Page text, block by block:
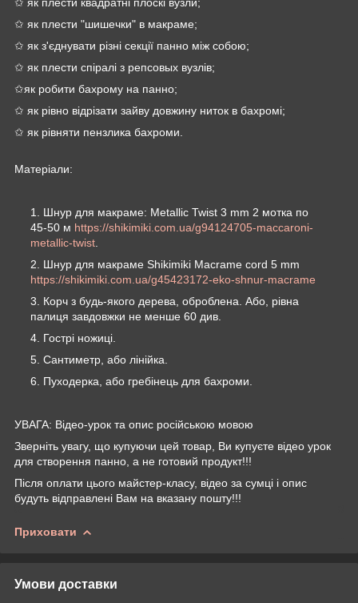
✩ як плести "шишечки" в макраме;
✩ як з'єднувати різні секції панно між собою;
✩ як плести спіралі з репсовых вузлів;
✩як робити бахрому на панно;
✩ як рівно відрізати зайву довжину ниток в бахромі;
✩ як рівняти пензлика бахроми.
Матеріали:
Шнур для макраме: Metallic Twist 3 mm 2 мотка по
45-50 м https://shikimiki.com.ua/g94124705-maccaroni-
metallic-twist
Шнур для макраме Shikimiki Macrame cord 5 mm
https://shikimiki.com.ua/g45423172-eko-shnur-macrame
Корч з будь-якого дерева, оброблена. Або, рівна
палиця завдовжки не менше 60 див.
Гострі ножиці.
Сантиметр, або лінійка.
Пуходерка, або гребінець для бахроми.
УВАГА: Відео-урок та опис російською мовою
Зверніть увагу, що купуючи цей товар, Ви купуєте відео урок
для створення панно, а не готовий продукт!!!
Після оплати цього майстер-класу, відео за сумці і опис
будуть відправлені Вам на вказану пошту!!!
Приховати
Умови доставки